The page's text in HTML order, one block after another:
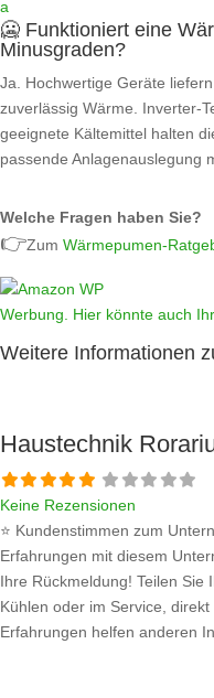
a
🥶 Funktioniert eine
Minusgraden?
Ja. Hochwertige Geräte
zuverlässig Wärme.
geeignete Kältemittel halten
passende Anlagenauslegung
Welche Fragen haben Sie?
👉Zum Wärmepumen-
Werbung. Hier könnte auch
Weitere Informationen
Haustechnik
Keine Rezensionen
⭐ Kundenstimmen zum
Erfahrungen mit diesem
Ihre Rückmeldung! Teilen Sie
Kühlen oder im Service,
Erfahrungen helfen anderen